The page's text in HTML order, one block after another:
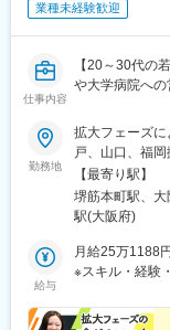
業種未経験歓迎
仕事内容
【20～30代の
や大学病院へ
勤務地
拡大フェーズ
戸、山口、福
帰OK■大阪支
ル3階※2026年
東天満２丁目※
【最寄り駅】
堺筋本町駅、
駅(大阪府)
給与
月給25万1188
※スキル・経験
を、月4万1188